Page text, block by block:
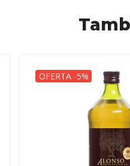
OFERTA -5%